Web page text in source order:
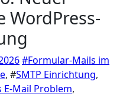
WordPress-
#Formular-Mails im
, #SMTP Einrichtung,
E-Mail Problem,